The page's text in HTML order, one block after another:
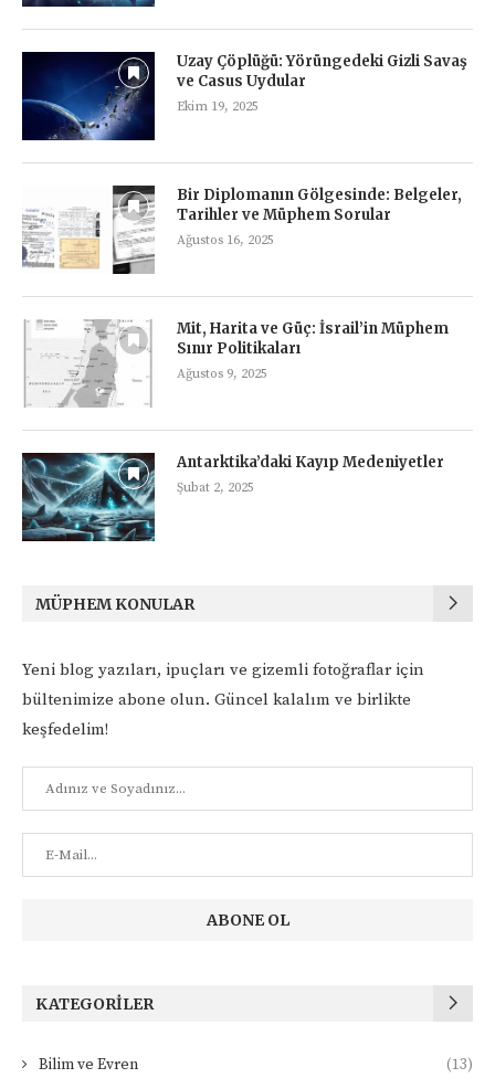
Uzay Çöplüğü: Yörüngedeki Gizli Savaş
ve Casus Uydular
Ekim 19, 2025
Bir Diplomanın Gölgesinde: Belgeler,
Tarihler ve Müphem Sorular
Ağustos 16, 2025
Mit, Harita ve Güç: İsrail’in Müphem
Sınır Politikaları
Ağustos 9, 2025
Antarktika’daki Kayıp Medeniyetler
Şubat 2, 2025
MÜPHEM KONULAR
Yeni blog yazıları, ipuçları ve gizemli fotoğraflar için
bültenimize abone olun. Güncel kalalım ve birlikte
keşfedelim!
KATEGORILER
Bilim ve Evren (13)